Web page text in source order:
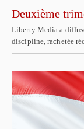
Deuxième
Liberty Media a
discipline, rachetée